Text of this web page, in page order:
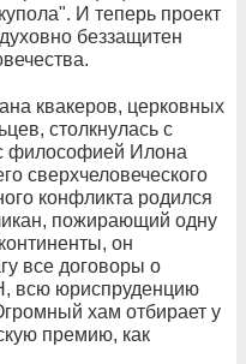
И теперь проект
беззащитен
квакеров, церковных
столкнулась с
философией Илона
сверхчеловеческого
конфликта родился
пожирающий одну
он
все договоры о
всю юриспруденцию
хам отбирает у
премию, как